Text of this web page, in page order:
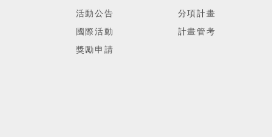
活動公告
國際活動
獎勵申請
分項計畫
計畫管考